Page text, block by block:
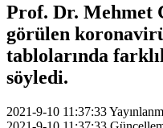
Prof. Dr. Mehmet
görülen
tablolarında
söyledi.
2021-9-10 11:37:33